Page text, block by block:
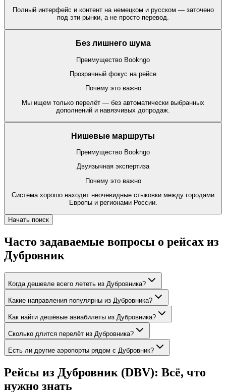
Полный интерфейс и контент на немецком и русском — заточено
под эти рынки, а не просто перевод.
Без лишнего шума
Преимущество Bookngo
Прозрачный фокус на рейсе
Почему это важно
Мы ищем только перелёт — без автоматически выбранных
дополнений и навязчивых допродаж.
Нишевые маршруты
Преимущество Bookngo
Двуязычная экспертиза
Почему это важно
Система хорошо находит неочевидные стыковки между городами
Европы и регионами России.
Начать поиск
Часто задаваемые вопросы о рейсах из
Дубровник
Когда дешевле всего лететь из Дубровника?
Какие направления популярны из Дубровника?
Как найти дешёвые авиабилеты из Дубровника?
Сколько длится перелёт из Дубровника?
Есть ли другие аэропорты рядом с Дубровник?
Рейсы из Дубровник (DBV): Всё, что
нужно знать